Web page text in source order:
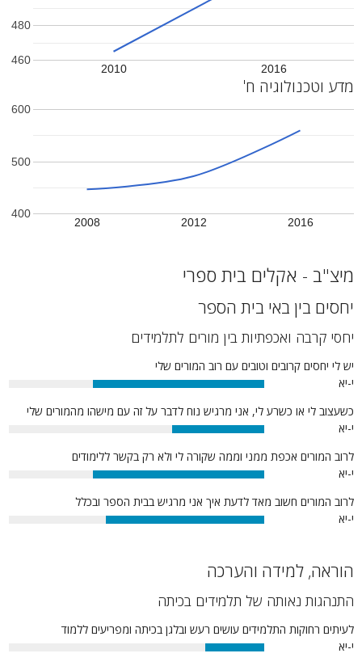
2010 2016
460
480
מדע וטכנולוגיה ח'
2008 2012 2016
400
500
600
מיצ"ב - אקלים בית ספרי
יחסים בין באי בית הספר
יחסי קרבה ואכפתיות בין מורים לתלמידים
יש לי יחסים קרובים וטובים עם רוב המורים שלי
י-יא
67%
כשעצוב לי או כשרע לי, אני מרגיש נוח לדבר על זה עם מישהו מהמורים שלי
י-יא
36%
לרוב המורים אכפת ממני וממה שקורה לי ולא רק בקשר ללימודים
י-יא
67%
לרוב המורים חשוב מאד לדעת איך אני מרגיש בבית הספר ובכלל
י-יא
62%
הוראה, למידה והערכה
התנהגות נאותה של תלמידים בכיתה
לעיתים רחוקות התלמידים עושים רעש ובלגן בכיתה ומפריעים ללמוד
י-יא
23%